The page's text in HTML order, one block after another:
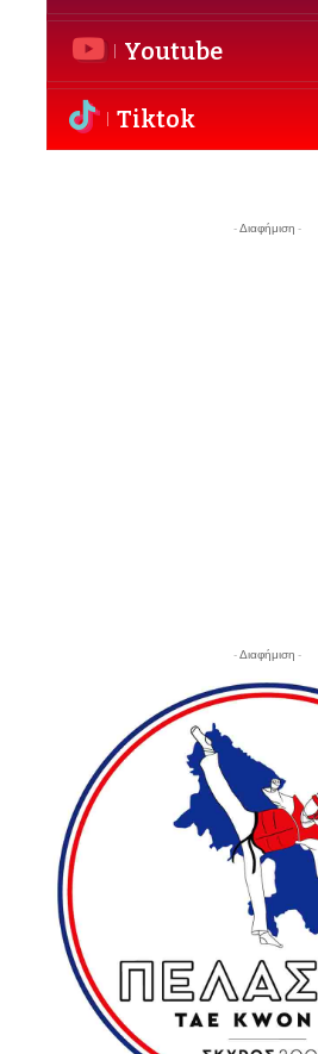
Youtube
Tiktok
- Διαφήμιση -
- Διαφήμιση -